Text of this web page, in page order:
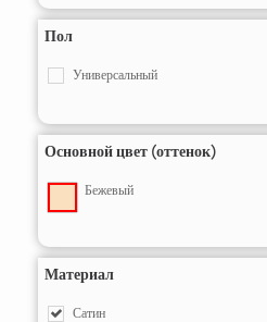
Пол
Универсальный
Основной цвет (оттенок)
Бежевый
Материал
Сатин